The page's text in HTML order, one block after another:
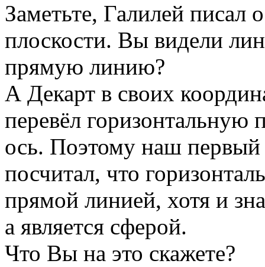
Заметьте, Галилей
плоскости. Вы видели
прямую линию?
А Декарт в своих
перевёл горизонтальную
ось. Поэтому наш
посчитал, что
прямой линией, хотя и
а является сферой.
Что Вы на это скажете?